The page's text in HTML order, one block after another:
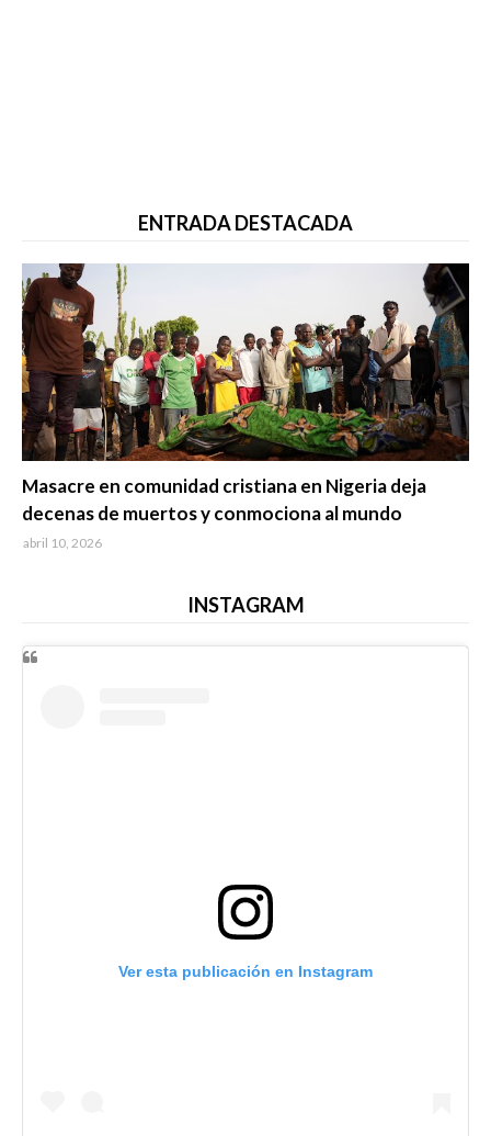
ENTRADA DESTACADA
Masacre en comunidad cristiana en Nigeria deja
decenas de muertos y conmociona al mundo
abril 10, 2026
INSTAGRAM
Ver esta publicación en Instagram